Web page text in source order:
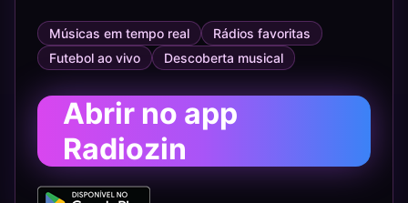
Músicas em tempo real
Rádios favoritas
Futebol ao vivo
Descoberta musical
Abrir no app
Radiozin